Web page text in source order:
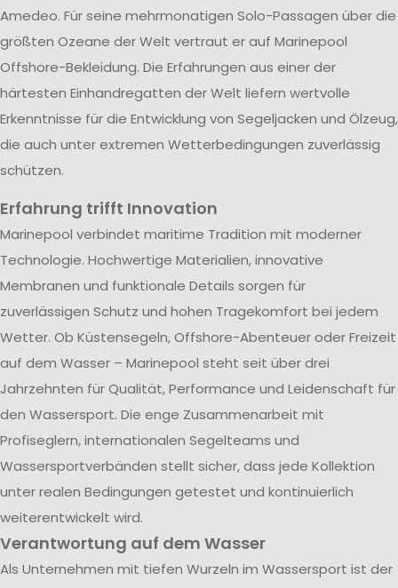
Amedeo. Für seine mehrmonatigen Solo-Passagen über die
größten Ozeane der Welt vertraut er auf Marinepool
Offshore-Bekleidung. Die Erfahrungen aus einer der
härtesten Einhandregatten der Welt liefern wertvolle
Erkenntnisse für die Entwicklung von Segeljacken und Ölzeug,
die auch unter extremen Wetterbedingungen zuverlässig
schützen.
Erfahrung trifft Innovation
Marinepool verbindet maritime Tradition mit moderner
Technologie. Hochwertige Materialien, innovative
Membranen und funktionale Details sorgen für
zuverlässigen Schutz und hohen Tragekomfort bei jedem
Wetter. Ob Küstensegeln, Offshore-Abenteuer oder Freizeit
auf dem Wasser – Marinepool steht seit über drei
Jahrzehnten für Qualität, Performance und Leidenschaft für
den Wassersport. Die enge Zusammenarbeit mit
Profiseglern, internationalen Segelteams und
Wassersportverbänden stellt sicher, dass jede Kollektion
unter realen Bedingungen getestet und kontinuierlich
weiterentwickelt wird.
Verantwortung auf dem Wasser
Als Unternehmen mit tiefen Wurzeln im Wassersport ist der